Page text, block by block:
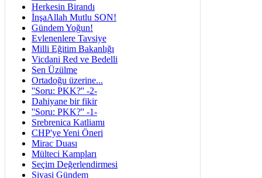
Herkesin Birandı
İnşaAllah Mutlu SON!
Gündem Yoğun!
Evlenenlere Tavsiye
Milli Eğitim Bakanlığı
Vicdani Red ve Bedelli
Sen Üzülme
Ortadoğu üzerine...
''Soru: PKK?'' -2-
Dahiyane bir fikir
''Soru: PKK?'' -1-
Srebrenica Katliamı
CHP'ye Yeni Öneri
Mirac Duası
Mülteci Kampları
Seçim Değerlendirmesi
Siyasi Gündem